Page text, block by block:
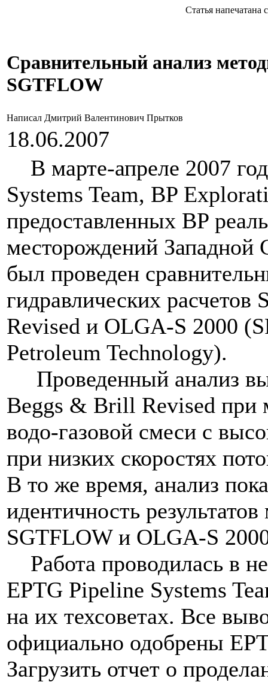
Статья напечатана
Сравнительный анализ
SGTFLOW
Написал Дмитрий Валентинович Прытков
18.06.2007
В марте-апреле 2007
Systems Team, BP
предоставленных BP
месторождений
был проведен
гидравлических
Revised и OLGA-S 2000
Petroleum Technology).
Проведенный анализ
Beggs & Brill Revised при
водо-газовой смеси с
при низких скоростях
В то же время, анализ
идентичность
SGTFLOW и OLGA-S
Работа проводилась в
EPTG Pipeline Systems
на их техсоветах. Все
официально одобрены
Загрузить отчет о